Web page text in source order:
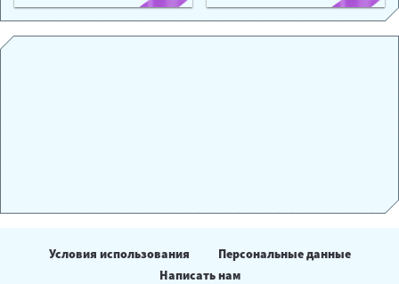
Условия использования
Персональные данные
Написать нам